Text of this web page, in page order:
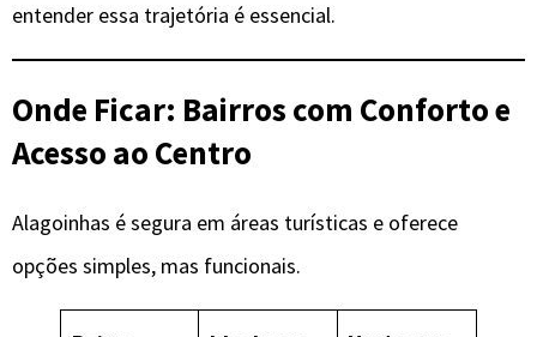
entender essa trajetória é essencial.
Onde Ficar: Bairros com Conforto e
Acesso ao Centro
Alagoinhas é segura em áreas turísticas e oferece
opções simples, mas funcionais.